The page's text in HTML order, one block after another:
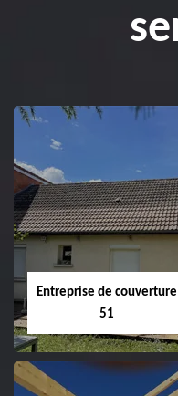
Entreprise de couverture
51